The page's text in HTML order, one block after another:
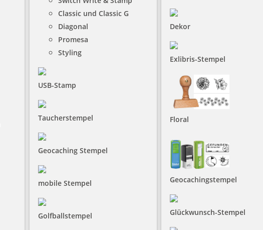
Classic und Classic G
Diagonal
Promesa
Styling
USB-Stamp
Taucherstempel
Geocaching Stempel
mobile Stempel
Golfballstempel
Dekor
Exlibris-Stempel
Floral
Geocachingstempel
Glückwunsch-Stempel